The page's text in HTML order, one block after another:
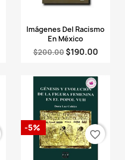
Vista rápida
Imágenes Del Racismo
En México
$200.00 $190.00
-5%
favorite_border